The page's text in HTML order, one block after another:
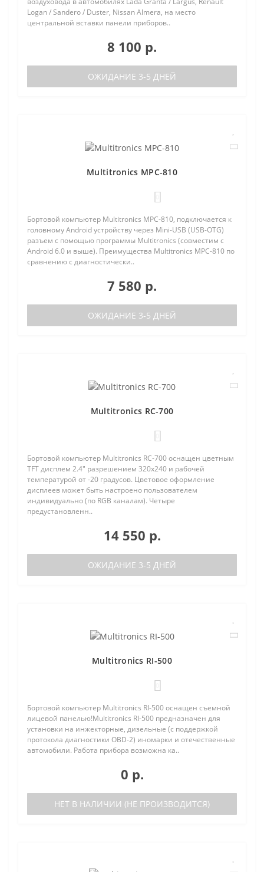
Logan / Sandero / Duster, Nissan Almera, на место
центральной вставки панели приборов..
8 100 р.
ОЖИДАНИЕ 3-5 ДНЕЙ
Multitronics MPC-810
Бортовой компьютер Multitronics MPC-810, подключается к
головному Android устройству через Mini-USB (USB-OTG)
разъем с помощью программы Multitronics (совместим с
Android 6.0 и выше). Преимущества Multitronics MPC-810 по
сравнению с диагностически..
7 580 р.
ОЖИДАНИЕ 3-5 ДНЕЙ
Multitronics RC-700
Бортовой компьютер Multitronics RC-700 оснащен цветным
TFT дисплем 2.4" разрешением 320х240 и рабочей
температурой от -20 градусов. Цветовое оформление
дисплеев может быть настроено пользователем
индивидуально (по RGB каналам). Четыре
предустановленн..
14 550 р.
ОЖИДАНИЕ 3-5 ДНЕЙ
Multitronics RI-500
Бортовой компьютер Multitronics RI-500 оснащен съемной
лицевой панелью!Multitronics RI-500 предназначен для
установки на инжекторные, дизельные (с поддержкой
протокола диагностики OBD-2) иномарки и отечественные
автомобили. Работа прибора возможна ка..
0 р.
НЕТ В НАЛИЧИИ (НЕ ПРОИЗВОДИТСЯ)